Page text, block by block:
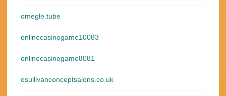
omegle.tube
onlinecasinogame10083
onlinecasinogame8081
osullivanconceptsalons.co.uk